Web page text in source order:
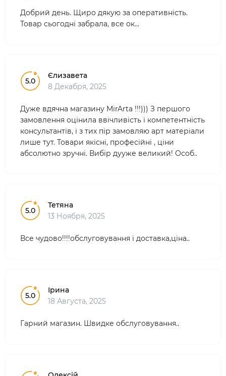
Добрий день. Щиро дякую за оперативність.
Товар сьогодні забрала, все ок...
5.0
Єлизавета
8 Декабря, 2025
Дуже вдячна магазину MirArta !!!))) З першого
замовлення оцінила ввічливість і компетентність
консультантів, і з тих пір замовляю арт матеріали
лише тут. Товари якісні, професійні , ціни
абсолютно зручні. Вибір дууже великий! Особ..
5.0
Тетяна
13 Ноября, 2025
Все чудово!!!!обслуговування і доставка,ціна..
5.0
Ірина
18 Августа, 2025
Гарний магазин. Швидке обслуговування..